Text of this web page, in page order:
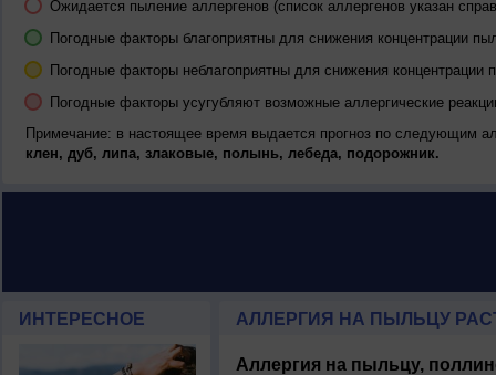
Ожидается пыление аллергенов (список аллергенов указан
Погодные факторы благоприятны для снижения концентрации
Погодные факторы неблагоприятны для снижения концентрации
Погодные факторы усугубляют возможные аллергические
Примечание: в настоящее время выдается прогноз по следующим
клен, дуб, липа, злаковые, полынь, лебеда, подорожник.
ИНТЕРЕСНОЕ АЛЛЕРГИЯ НА ПЫЛЬЦУ
Аллергия на пыльцу,